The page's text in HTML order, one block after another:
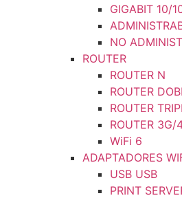
GIGABIT 10/
NO
ROUTER
ROUTER N
ROUTER
ROUTER
ROUTER 3G/
WiFi 6
ADAPTADORES
USB USB
PRINT